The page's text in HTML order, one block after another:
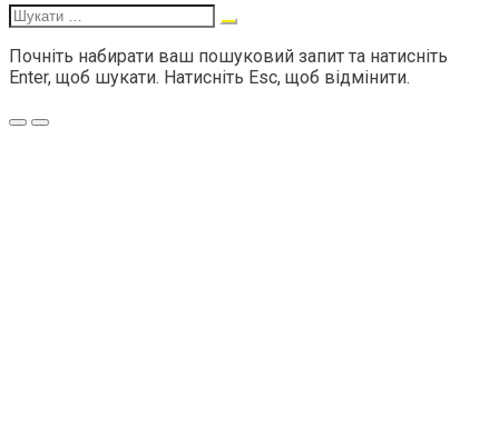
Шукати:
Почніть набирати ваш пошуковий запит та натисніть
Enter, щоб шукати. Натисніть Esc, щоб відмінити.
Меню